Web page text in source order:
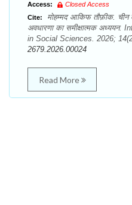
Access:
Closed Access
Cite:
मोहम्मद आकिफ तौफ़ीक. चीन
अवधारणा का समीक्षात्मक
in Social Sciences. 2026;
2679.2026.00024
Read More